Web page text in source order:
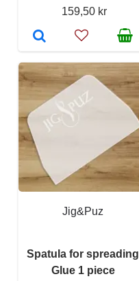
159,50 kr
Jig&Puz
Spatula for spreading
Glue 1 piece